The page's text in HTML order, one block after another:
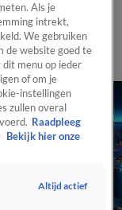
PanelVideo's
Als je
intrekt,
We gebruiken
de website goed te
dit menu op ieder
of om je
instellingen
zullen overal
Raadpleeg
Bekijk hier onze
Altijd actief